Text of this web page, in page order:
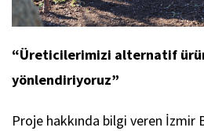
“Üreticilerimizi alternatif
yönlendiriyoruz”
Proje hakkında bilgi veren İzmir